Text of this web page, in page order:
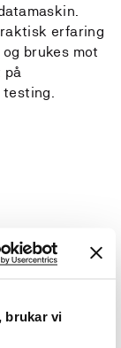
brukar vi
erfaring
brukes mot
på
testing.
digitale